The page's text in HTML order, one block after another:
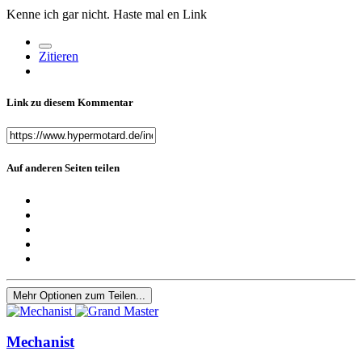
Kenne ich gar nicht. Haste mal en Link
Zitieren
Link zu diesem Kommentar
Auf anderen Seiten teilen
Mehr Optionen zum Teilen...
Mechanist